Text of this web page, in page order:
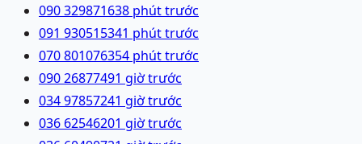
090 329871638 phút trước
091 930515341 phút trước
070 801076354 phút trước
090 26877491 giờ trước
034 97857241 giờ trước
036 62546201 giờ trước